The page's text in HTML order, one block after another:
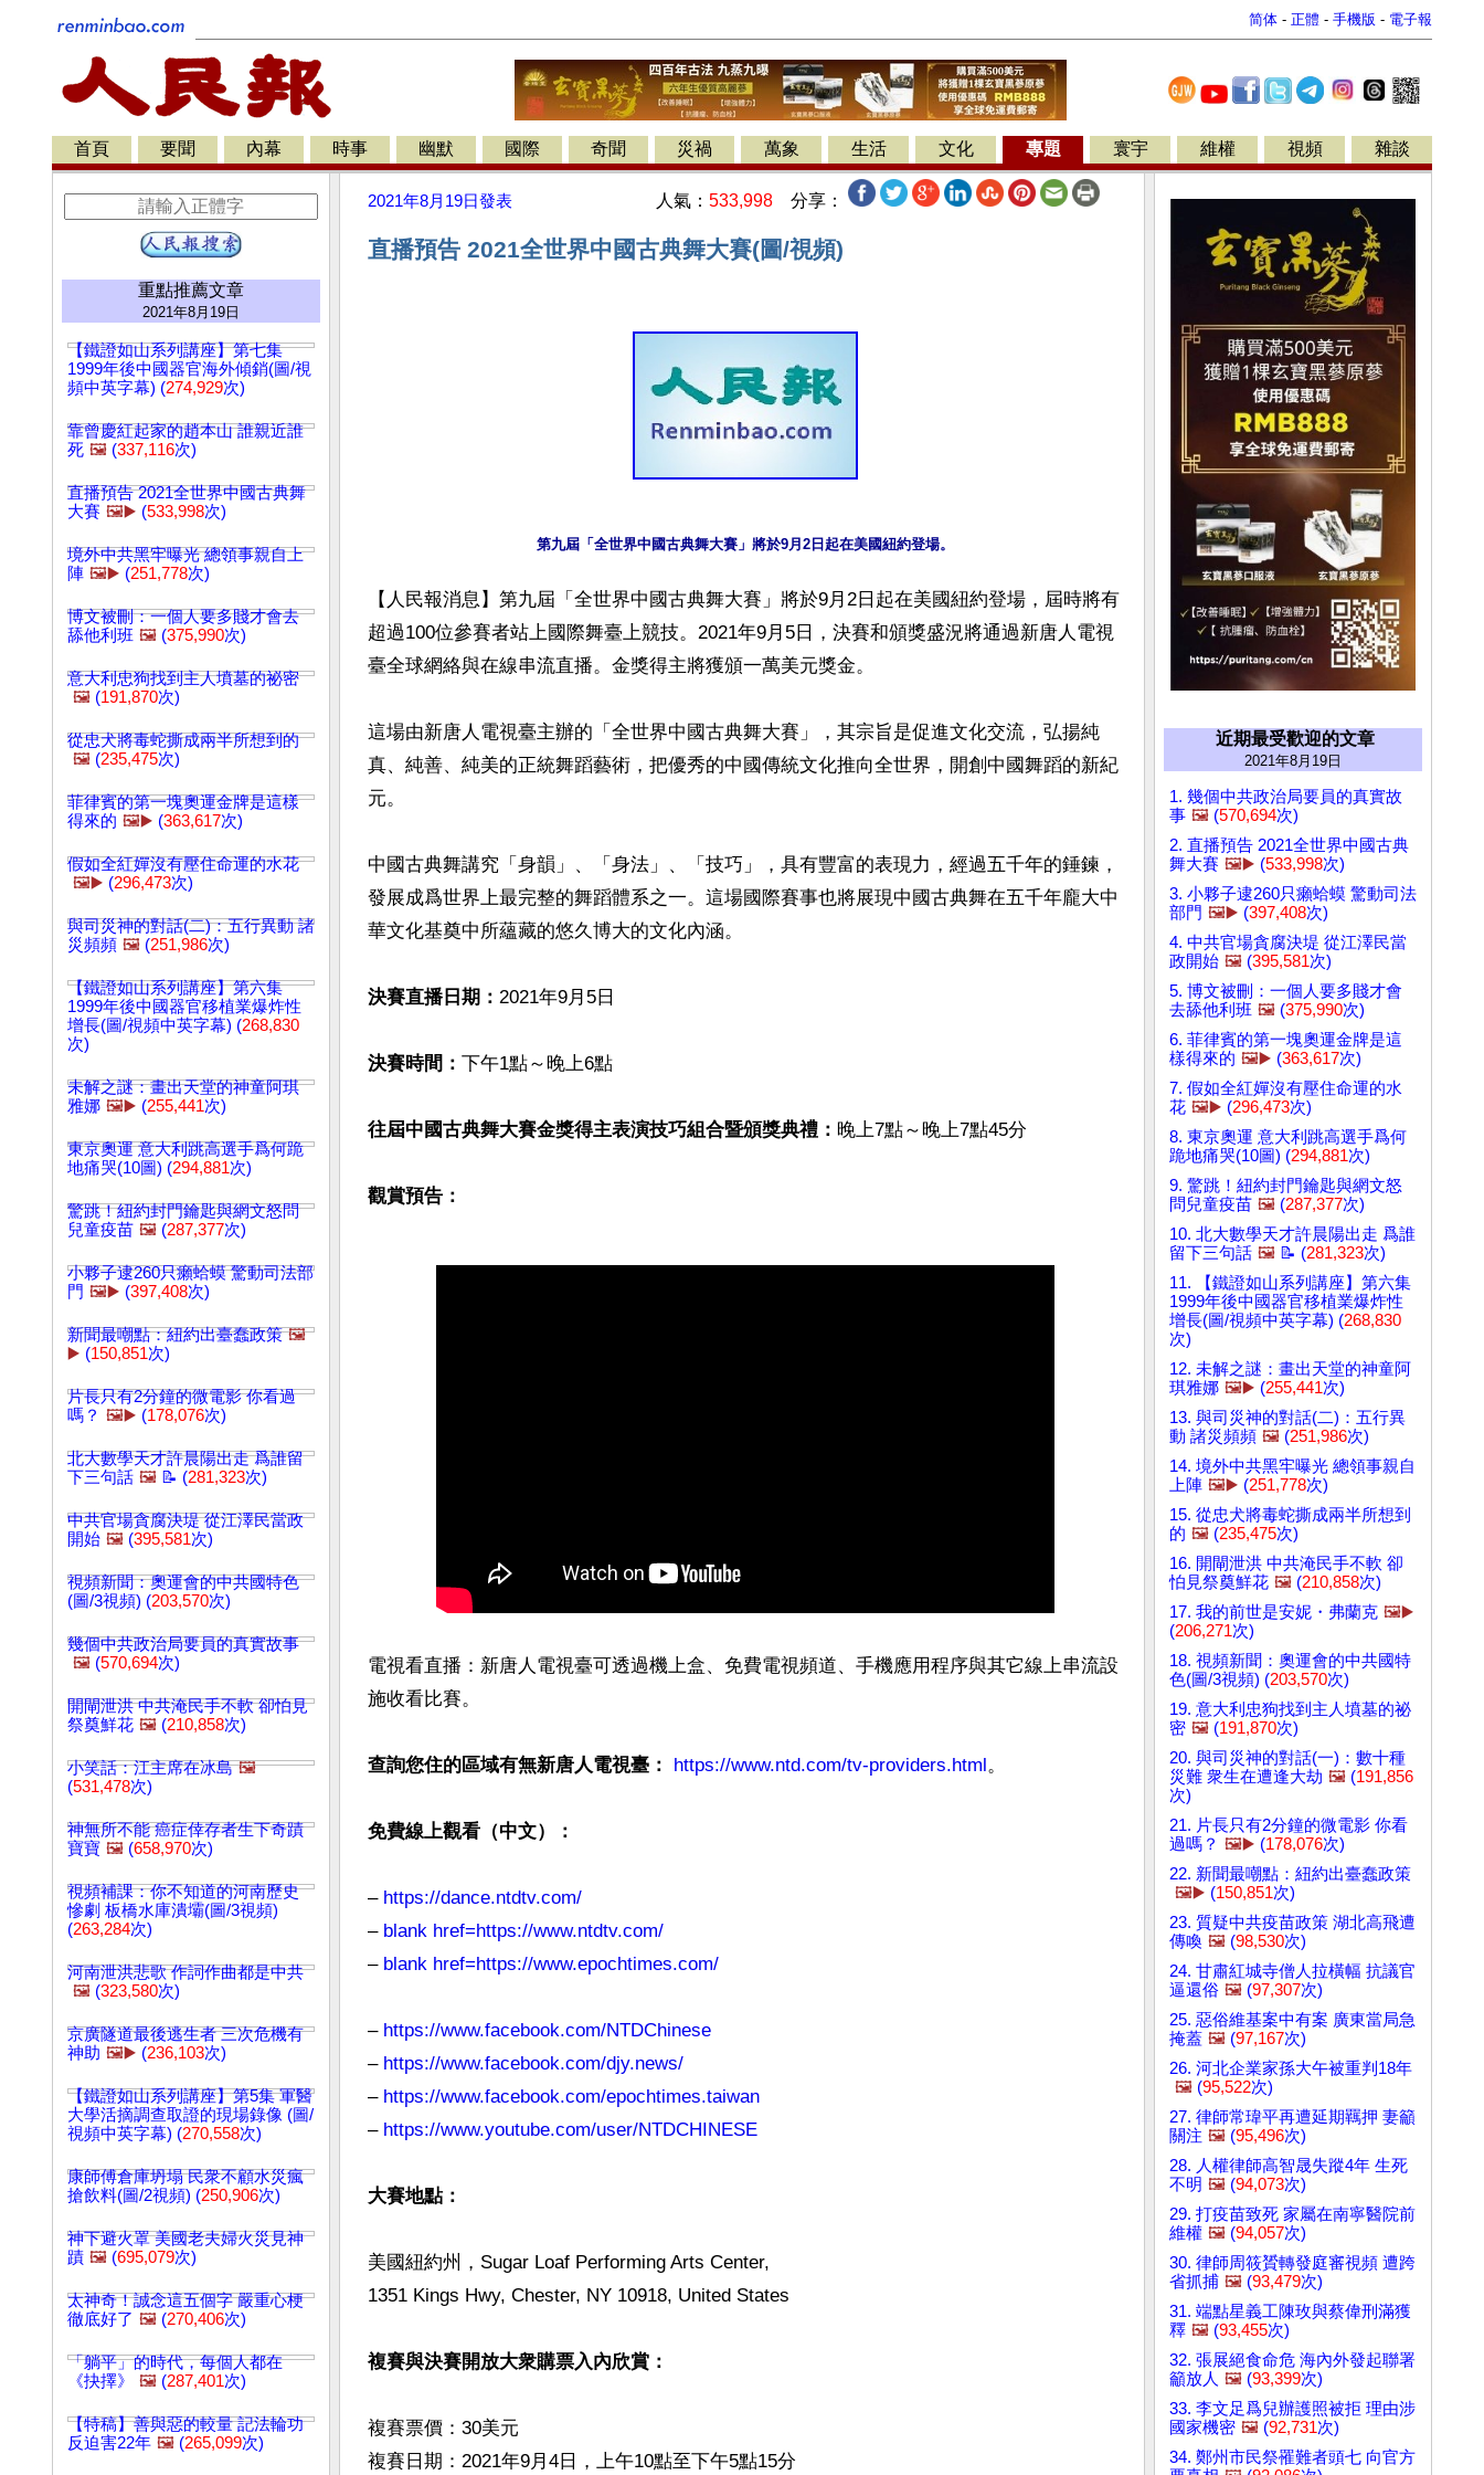
简体 - 正體 - 手機版 - 電子報
首頁 要聞 內幕 時事 幽默 國際 奇聞 災禍 萬象 生活 文化 專題 寰宇 維權 視頻 雜談
重點推薦文章
2021年8月19日
【鐵證如山系列講座】第七集
1999年後中國器官海外傾銷(圖/視
頻中英字幕) (274,929次)
靠曾慶紅起家的趙本山 誰親近誰
死 🖼️ (337,116次)
直播預告 2021全世界中國古典舞
大賽 🖼️▶️ (533,998次)
境外中共黑牢曝光 總領事親自上
陣 🖼️▶️ (251,778次)
博文被刪：一個人要多賤才會去
舔他利班 🖼️ (375,990次)
意大利忠狗找到主人墳墓的祕密
🖼️ (191,870次)
從忠犬將毒蛇撕成兩半所想到的
🖼️ (235,475次)
菲律賓的第一塊奧運金牌是這樣
得來的 🖼️▶️ (363,617次)
假如全紅嬋沒有壓住命運的水花
🖼️▶️ (296,473次)
與司災神的對話(二)：五行異動 諸
災頻頻 🖼️ (251,986次)
【鐵證如山系列講座】第六集
1999年後中國器官移植業爆炸性
增長(圖/視頻中英字幕) (268,830
次)
未解之謎：畫出天堂的神童阿琪
雅娜 🖼️▶️ (255,441次)
東京奧運 意大利跳高選手爲何跪
地痛哭(10圖) (294,881次)
驚跳！紐約封門鑰匙與網文怒問
兒童疫苗 🖼️ (287,377次)
小夥子逮260只癩蛤蟆 驚動司法部
門 🖼️▶️ (397,408次)
新聞最嘲點：紐約出臺蠢政策 🖼️
▶️ (150,851次)
片長只有2分鐘的微電影 你看過
嗎？ 🖼️▶️ (178,076次)
北大數學天才許晨陽出走 爲誰留
下三句話 🖼️ 📝 (281,323次)
中共官場貪腐決堤 從江澤民當政
開始 🖼️ (395,581次)
視頻新聞：奧運會的中共國特色
(圖/3視頻) (203,570次)
幾個中共政治局要員的真實故事
🖼️ (570,694次)
開閘泄洪 中共淹民手不軟 卻怕見
祭奠鮮花 🖼️ (210,858次)
小笑話：江主席在冰島 🖼️
(531,478次)
神無所不能 癌症倖存者生下奇蹟
寶寶 🖼️ (658,970次)
視頻補課：你不知道的河南歷史
慘劇 板橋水庫潰壩(圖/3視頻)
(263,284次)
河南泄洪悲歌 作詞作曲都是中共
🖼️ (323,580次)
京廣隧道最後逃生者 三次危機有
神助 🖼️▶️ (236,103次)
【鐵證如山系列講座】第5集 軍醫
大學活摘調查取證的現場錄像 (圖/
視頻中英字幕) (270,558次)
康師傅倉庫坍塌 民衆不顧水災瘋
搶飲料(圖/2視頻) (250,906次)
神下避火罩 美國老夫婦火災見神
蹟 🖼️ (695,079次)
太神奇！誠念這五個字 嚴重心梗
徹底好了 🖼️ (270,406次)
「躺平」的時代，每個人都在
《抉擇》
🖼️ (287,401次)
【特稿】善與惡的較量 記法輪功
反迫害22年 🖼️ (265,099次)
2021年8月19日發表 人氣： 533,998 分享：
直播預告 2021全世界中國古典舞大賽(圖/視頻)
第九屆「全世界中國古典舞大賽」將於9月2日起在美國紐約登場。
【人民報消息】第九屆「全世界中國古典舞大賽」將於9月2日起在美國紐約登場，屆時將有
超過100位參賽者站上國際舞臺上競技。2021年9月5日，決賽和頒獎盛況將通過新唐人電視
臺全球網絡與在線串流直播。金獎得主將獲頒一萬美元獎金。
這場由新唐人電視臺主辦的「全世界中國古典舞大賽」，其宗旨是促進文化交流，弘揚純
真、純善、純美的正統舞蹈藝術，把優秀的中國傳統文化推向全世界，開創中國舞蹈的新紀
元。
中國古典舞講究「身韻」、「身法」、「技巧」，具有豐富的表現力，經過五千年的錘鍊，
發展成爲世界上最完整的舞蹈體系之一。這場國際賽事也將展現中國古典舞在五千年龐大中
華文化基奠中所蘊藏的悠久博大的文化內涵。
決賽直播日期： 2021年9月5日
決賽時間： 下午1點～晚上6點
往屆中國古典舞大賽金獎得主表演技巧組合暨頒獎典禮： 晚上7點～晚上7點45分
觀賞預告：
電視看直播：新唐人電視臺可透過機上盒、免費電視頻道、手機應用程序與其它線上串流設
施收看比賽。
查詢您住的區域有無新唐人電視臺： https://www.ntd.com/tv-providers.html。
免費線上觀看（中文）：
– https://dance.ntdtv.com/
– blank href=https://www.ntdtv.com/
– blank href=https://www.epochtimes.com/
– https://www.facebook.com/NTDChinese
– https://www.facebook.com/djy.news/
– https://www.facebook.com/epochtimes.taiwan
– https://www.youtube.com/user/NTDCHINESE
大賽地點：
美國紐約州，Sugar Loaf Performing Arts Center,
1351 Kings Hwy, Chester, NY 10918, United States
複賽與決賽開放大衆購票入內欣賞：
複賽票價：30美元
複賽日期：2021年9月4日，上午10點至下午5點15分
近期最受歡迎的文章
2021年8月19日
1. 幾個中共政治局要員的真實故
事 🖼️ (570,694次)
2. 直播預告 2021全世界中國古典
舞大賽 🖼️▶️ (533,998次)
3. 小夥子逮260只癩蛤蟆 驚動司法
部門 🖼️▶️ (397,408次)
4. 中共官場貪腐決堤 從江澤民當
政開始 🖼️ (395,581次)
5. 博文被刪：一個人要多賤才會
去舔他利班 🖼️ (375,990次)
6. 菲律賓的第一塊奧運金牌是這
樣得來的 🖼️▶️ (363,617次)
7. 假如全紅嬋沒有壓住命運的水
花 🖼️▶️ (296,473次)
8. 東京奧運 意大利跳高選手爲何
跪地痛哭(10圖) (294,881次)
9. 驚跳！紐約封門鑰匙與網文怒
問兒童疫苗 🖼️ (287,377次)
10. 北大數學天才許晨陽出走 爲誰
留下三句話 🖼️ 📝 (281,323次)
11. 【鐵證如山系列講座】第六集
1999年後中國器官移植業爆炸性
增長(圖/視頻中英字幕) (268,830
次)
12. 未解之謎：畫出天堂的神童阿
琪雅娜 🖼️▶️ (255,441次)
13. 與司災神的對話(二)：五行異
動 諸災頻頻 🖼️ (251,986次)
14. 境外中共黑牢曝光 總領事親自
上陣 🖼️▶️ (251,778次)
15. 從忠犬將毒蛇撕成兩半所想到
的 🖼️ (235,475次)
16. 開閘泄洪 中共淹民手不軟 卻
怕見祭奠鮮花 🖼️ (210,858次)
17. 我的前世是安妮・弗蘭克 🖼️▶️
(206,271次)
18. 視頻新聞：奧運會的中共國特
色(圖/3視頻) (203,570次)
19. 意大利忠狗找到主人墳墓的祕
密 🖼️ (191,870次)
20. 與司災神的對話(一)：數十種
災難 衆生在遭逢大劫 🖼️ (191,856
次)
21. 片長只有2分鐘的微電影 你看
過嗎？ 🖼️▶️ (178,076次)
22. 新聞最嘲點：紐約出臺蠢政策
🖼️▶️ (150,851次)
23. 質疑中共疫苗政策 湖北高飛遭
傳喚 🖼️ (98,530次)
24. 甘肅紅城寺僧人拉橫幅 抗議官
逼還俗 🖼️ (97,307次)
25. 惡俗維基案中有案 廣東當局急
掩蓋 🖼️ (97,167次)
26. 河北企業家孫大午被重判18年
🖼️ (95,522次)
27. 律師常瑋平再遭延期羈押 妻籲
關注 🖼️ (95,496次)
28. 人權律師高智晟失蹤4年 生死
不明 🖼️ (94,073次)
29. 打疫苗致死 家屬在南寧醫院前
維權 🖼️ (94,057次)
30. 律師周筱贇轉發庭審視頻 遭跨
省抓捕 🖼️ (93,479次)
31. 端點星義工陳玫與蔡偉刑滿獲
釋 🖼️ (93,455次)
32. 張展絕食命危 海內外發起聯署
籲放人 🖼️ (93,399次)
33. 李文足爲兒辦護照被拒 理由涉
國家機密 🖼️ (92,731次)
34. 鄭州市民祭罹難者頭七 向官方